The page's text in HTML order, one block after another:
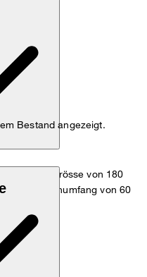
Bestand angezeigt.
Körpergrösse von 180
Taillenumfang von 60